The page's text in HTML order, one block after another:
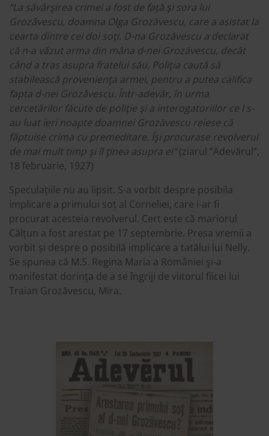
“La săvârşirea crimei a fost de faţă şi sora lui
Grozăvescu, doamna Olga Grozăvescu, care a asistat la
cearta dintre cei doi soţi. D-na Grozăvescu a declarat
că n-a văzut arma din mâna d-nei Grozăvescu, decât
când a tras asupra fratelui său. Poliţia caută să
stabilească provenienţa armei, pentru a putea califica
fapta d-nei Grozăvescu. Într-adevăr, în urma
cercetărilor făcute de poliţie şi a interogatoriilor ce I s-
au luat ieri noapte doamnei Grozăvescu reiese că
făptuise crima cu premeditare. Îşi procurase revolverul
de mai mult timp şi îl ţinea asupra ei”(ziarul “Adevărul”,
18 februarie, 1927)
Speculațiile nu au lipsit. S-a vorbit despre posibila
implicare a primului soț al Corneliei, care i-ar fi
procurat acesteia revolverul. Cert este că mariorul
Călțun a fost arestat pe 17 septembrie. Presa vremii a
vorbit și despre o posibilă implicare a tatălui lui Nelly.
Se spunea că M.S. Regina Maria a României şi-a
manifestat dorinţa de a se îngriji de viitorul fiicei lui
Traian Grozăvescu, Mira.